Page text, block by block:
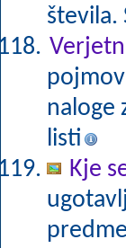
števila.
naloge
listi
Kje